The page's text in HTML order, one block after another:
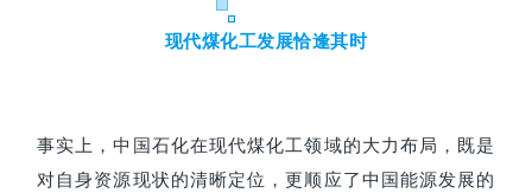
现代煤化工发展恰逢其时
事实上，中国石化在现代煤化工领域的大力布局，既是
对自身资源现状的清晰定位，更顺应了中国能源发展的